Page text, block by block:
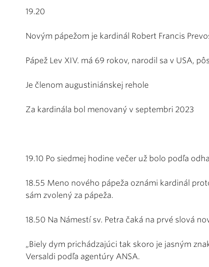
19.20
Novým pápežom je kardinál Robert Francis
Pápež Lev XIV. má 69 rokov, narodil sa v USA,
Je členom augustiniánskej rehole
Za kardinála bol menovaný v septembri 2023
19.10 Po siedmej hodine večer už bolo podľa
18.55 Meno nového pápeža oznámi kardinál
sám zvolený za pápeža.
18.50 Na Námestí sv. Petra čaká na prvé slová
„Biely dym prichádzajúci tak skoro je jasným
Versaldi podľa agentúry ANSA.